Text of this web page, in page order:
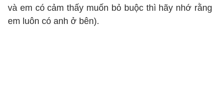
và em có cảm thấy muốn bỏ buộc thì hãy nhớ rằng
em luôn có anh ở bên).